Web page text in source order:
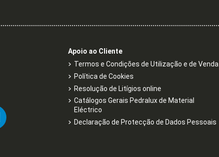
Apoio ao Cliente
Termos e Condições de Utilização e de Venda
Política de Cookies
Resolução de Litígios online
Catálogos Gerais Pedralux de Material
Eléctrico
Declaração de Protecção de Dados Pessoais